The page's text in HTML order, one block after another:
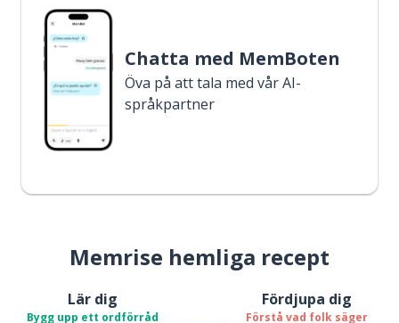
Chatta med MemBoten
Öva på att tala med vår AI-
språkpartner
Memrise hemliga recept
Lär dig
Bygg upp ett ordförråd
Fördjupa dig
Förstå vad folk säger